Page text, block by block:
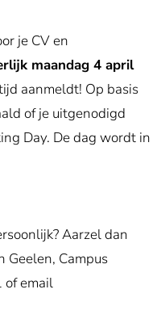
je CV en
maandag 4 april
aanmeldt! Op basis
of je uitgenodigd
Day. De dag wordt in
Aarzel dan
Geelen, Campus
of email